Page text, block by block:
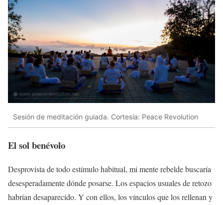
Sesión de meditación guiada. Cortesía: Peace Revolution
El sol benévolo
Desprovista de todo estímulo habitual, mi mente rebelde buscaría
desesperadamente dónde posarse. Los espacios usuales de retozo
habrían desaparecido. Y con ellos, los vínculos que los rellenan y